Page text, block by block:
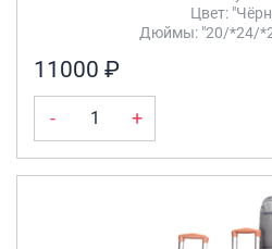
Цвет:
Дюймы: "20/*24/
11000 ₽
- +